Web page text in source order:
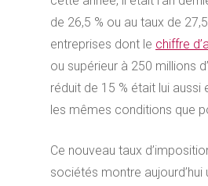
de 26,5 % ou au taux de
entreprises dont le chiffre
ou supérieur à 250 millions
réduit de 15 % était lui aussi
les mêmes conditions que
Ce nouveau taux
sociétés montre aujourd’hui